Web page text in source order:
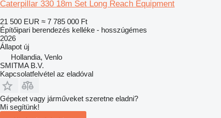
Caterpillar 330 18m Set Long Reach Equipment
21 500 EUR ≈ 7 785 000 Ft
Építőipari berendezés kelléke - hosszúgémes
2026
Állapot új
Hollandia, Venlo
SMITMA B.V.
Kapcsolatfelvétel az eladóval
Gépeket vagy járműveket szeretne eladni?
Mi segítünk!